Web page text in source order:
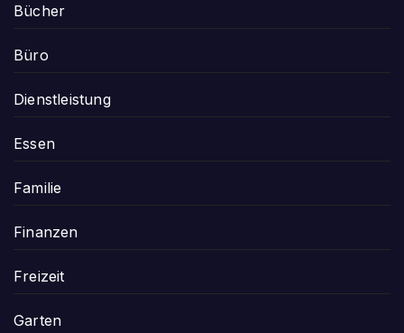
Bücher
Büro
Dienstleistung
Essen
Familie
Finanzen
Freizeit
Garten